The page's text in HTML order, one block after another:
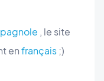
, le site
enfrançais ;)